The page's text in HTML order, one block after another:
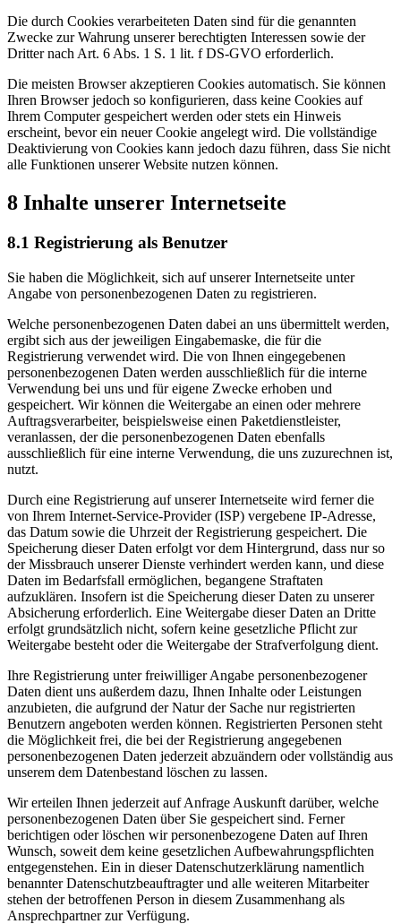
Die durch Cookies verarbeiteten Daten sind für die genannten
Zwecke zur Wahrung unserer berechtigten Interessen sowie der
Dritter nach Art. 6 Abs. 1 S. 1 lit. f DS-GVO erforderlich.
Die meisten Browser akzeptieren Cookies automatisch. Sie können
Ihren Browser jedoch so konfigurieren, dass keine Cookies auf
Ihrem Computer gespeichert werden oder stets ein Hinweis
erscheint, bevor ein neuer Cookie angelegt wird. Die vollständige
Deaktivierung von Cookies kann jedoch dazu führen, dass Sie nicht
alle Funktionen unserer Website nutzen können.
8 Inhalte unserer Internetseite
8.1 Registrierung als Benutzer
Sie haben die Möglichkeit, sich auf unserer Internetseite unter
Angabe von personenbezogenen Daten zu registrieren.
Welche personenbezogenen Daten dabei an uns übermittelt werden,
ergibt sich aus der jeweiligen Eingabemaske, die für die
Registrierung verwendet wird. Die von Ihnen eingegebenen
personenbezogenen Daten werden ausschließlich für die interne
Verwendung bei uns und für eigene Zwecke erhoben und
gespeichert. Wir können die Weitergabe an einen oder mehrere
Auftragsverarbeiter, beispielsweise einen Paketdienstleister,
veranlassen, der die personenbezogenen Daten ebenfalls
ausschließlich für eine interne Verwendung, die uns zuzurechnen ist,
nutzt.
Durch eine Registrierung auf unserer Internetseite wird ferner die
von Ihrem Internet-Service-Provider (ISP) vergebene IP-Adresse,
das Datum sowie die Uhrzeit der Registrierung gespeichert. Die
Speicherung dieser Daten erfolgt vor dem Hintergrund, dass nur so
der Missbrauch unserer Dienste verhindert werden kann, und diese
Daten im Bedarfsfall ermöglichen, begangene Straftaten
aufzuklären. Insofern ist die Speicherung dieser Daten zu unserer
Absicherung erforderlich. Eine Weitergabe dieser Daten an Dritte
erfolgt grundsätzlich nicht, sofern keine gesetzliche Pflicht zur
Weitergabe besteht oder die Weitergabe der Strafverfolgung dient.
Ihre Registrierung unter freiwilliger Angabe personenbezogener
Daten dient uns außerdem dazu, Ihnen Inhalte oder Leistungen
anzubieten, die aufgrund der Natur der Sache nur registrierten
Benutzern angeboten werden können. Registrierten Personen steht
die Möglichkeit frei, die bei der Registrierung angegebenen
personenbezogenen Daten jederzeit abzuändern oder vollständig aus
unserem dem Datenbestand löschen zu lassen.
Wir erteilen Ihnen jederzeit auf Anfrage Auskunft darüber, welche
personenbezogenen Daten über Sie gespeichert sind. Ferner
berichtigen oder löschen wir personenbezogene Daten auf Ihren
Wunsch, soweit dem keine gesetzlichen Aufbewahrungspflichten
entgegenstehen. Ein in dieser Datenschutzerklärung namentlich
benannter Datenschutzbeauftragter und alle weiteren Mitarbeiter
stehen der betroffenen Person in diesem Zusammenhang als
Ansprechpartner zur Verfügung.